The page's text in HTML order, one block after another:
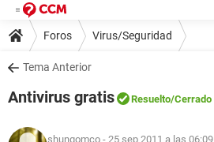
Foros Virus/Seguridad
Tema Anterior
Antivirus gratis Resuelto/Cerrado
shungomco - 25 sep 2011 a las 06:09